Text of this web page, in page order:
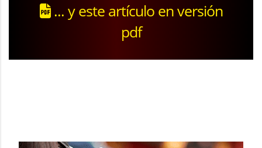
... y este artículo en versión
pdf